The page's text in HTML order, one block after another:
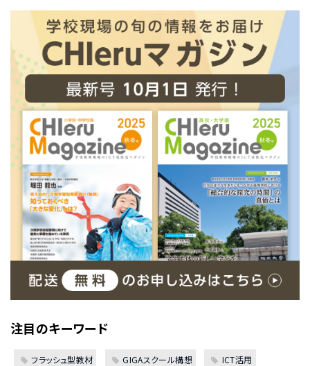
注目のキーワード
フラッシュ型教材 GIGAスクール構想 ICT活用